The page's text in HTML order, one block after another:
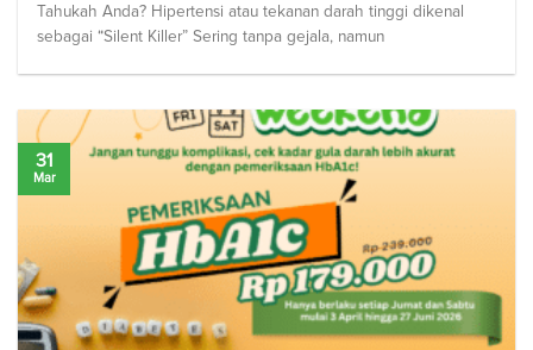
Tahukah Anda? Hipertensi atau tekanan darah tinggi dikenal
sebagai “Silent Killer” Sering tanpa gejala, namun
31
Mar